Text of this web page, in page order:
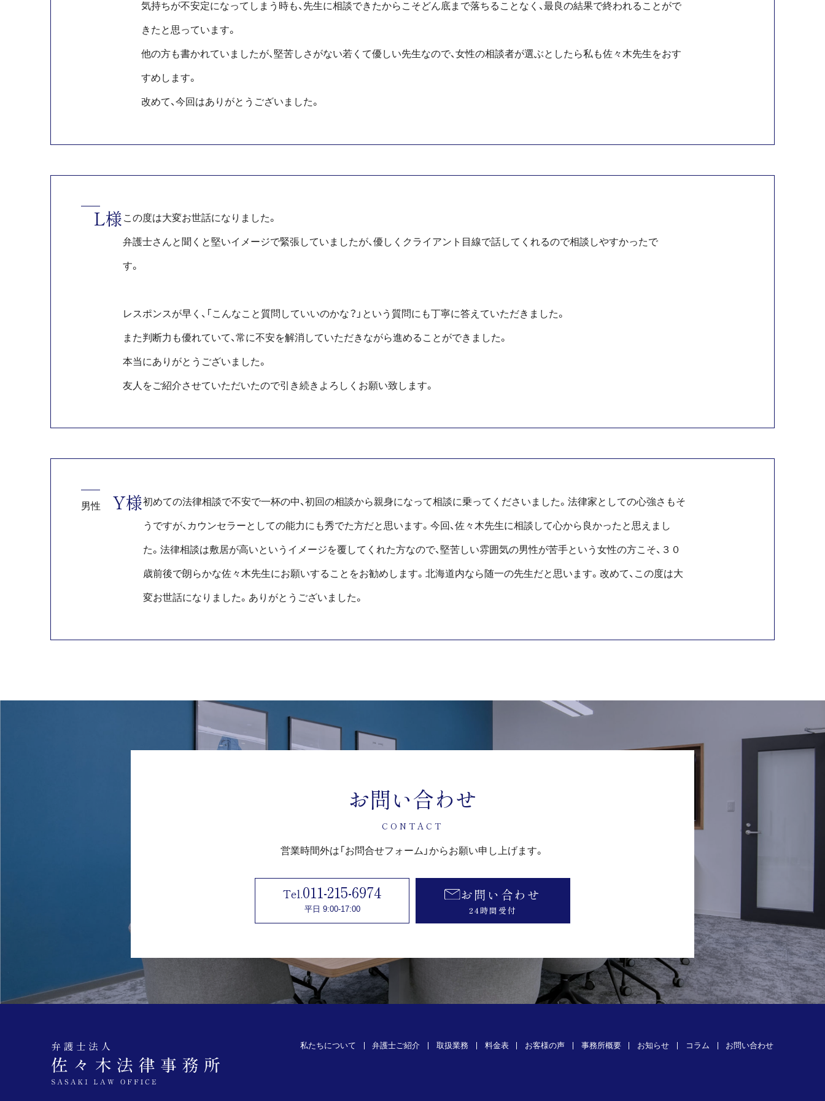
気持ちが不安定になってしまう時も、先生に相談できたからこそどん底まで落ちることなく、最良の結果で終われることがで
きたと思っています。
他の方も書かれていましたが、堅苦しさがない若くて優しい先生なので、女性の相談者が選ぶとしたら私も佐々木先生をおす
すめします。
改めて、今回はありがとうございました。
L様 この度は大変お世話になりました。
弁護士さんと聞くと堅いイメージで緊張していましたが、優しくクライアント目線で話してくれるので相談しやすかったで
す。
レスポンスが早く、「こんなこと質問していいのかな？」という質問にも丁寧に答えていただきました。
また判断力も優れていて、常に不安を解消していただきながら進めることができました。
本当にありがとうございました。
友人をご紹介させていただいたので引き続きよろしくお願い致します。
男性 Y様初めての法律相談で不安で一杯の中、初回の相談から親身になって相談に乗ってくださいました。法律家としての心強さもそ
うですが、カウンセラーとしての能力にも秀でた方だと思います。今回、佐々木先生に相談して心から良かったと思えまし
た。法律相談は敷居が高いというイメージを覆してくれた方なので、堅苦しい雰囲気の男性が苦手という女性の方こそ、３０
歳前後で朗らかな佐々木先生にお願いすることをお勧めします。北海道内なら随一の先生だと思います。改めて、この度は大
変お世話になりました。ありがとうございました。
お問い合わせ
CONTACT
営業時間外は 「お問合せフォーム」からお願い申し上げます。
011-215-6974
平日 9:00-17:00
お問い合わせ
24時間受付
私たちについて 弁護士ご紹介 取扱業務 料金表 お客様の声 事務所概要 お知らせ コラム お問い合わせ